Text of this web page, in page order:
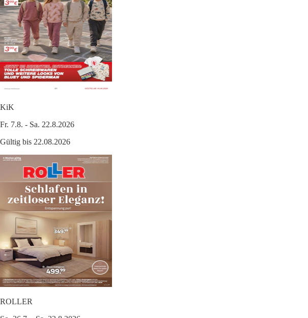
KiK
Fr. 7.8. - Sa. 22.8.2026
Gültig bis 22.08.2026
ROLLER